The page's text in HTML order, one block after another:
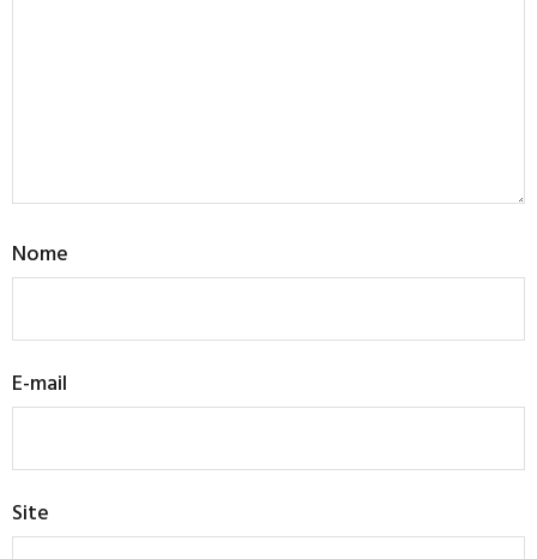
Nome
E-mail
Site